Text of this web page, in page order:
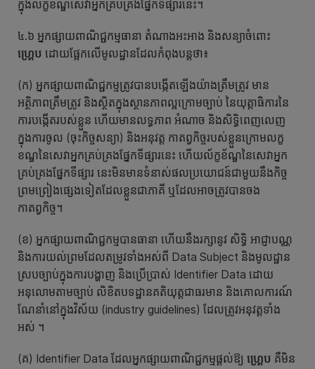
ក្នុងលក្ខខណ្ឌសេវាអ្នកគ្រប់គ្រងផ្នែកទីផ្សារនេះ។
៤.៦ អ្នកផ្សាយពាណិជ្ជកម្មធានា តំណាងអះអាង និងសន្យាចំពោះ
ហ្គ្រេប ដោយផ្អែកលើមូលដ្ឋានដែលកំពុងបន្តថា៖
(ក) អ្នកផ្សាយពាណិជ្ជកម្មត្រូវបានបង្កើតឡើងយ៉ាងត្រឹមត្រូវ មាន
អត្ថិភាពត្រឹមត្រូវ និងស្ថិតក្នុងស្ថានភាពល្អក្រោមច្បាប់ នៃយុត្តាធិការនៃ
ការបង្កើតរបស់ខ្លួន ហើយមានលទ្ធភាព អំណាច និងសិទ្ធិពេញលេញ
ក្នុងការចូល (ចុះកិច្ចសន្យា) និងអនុវត្ត កាតព្វកិច្ចរបស់ខ្លួនក្រោមលក្ខ
ខណ្ឌនៃសេវាអ្នកគ្រប់គ្រងផ្នែកទីផ្សារនេះ ហើយល័ក្ខខ័ណ្ឌនៃសេវាអ្នក
គ្រប់គ្រងផ្នែកទីផ្សារ នេះមិនមានទំនាស់ផលប្រយោជន៍ជាមួយនឹងកិច្ច
ព្រមព្រៀងផ្សេងទៀតដែលខ្លួនជាភាគី ឬដែលអាចត្រូវបានចង
កាតព្វកិច្ច។
(ខ) អ្នកផ្សាយពាណិជ្ជកម្មបានធានា ហើយនឹងរក្សានូវ សិទ្ធិ អាជ្ញាបណ្ណ
និងការយល់ព្រមដែលតម្រូវទាំងអស់ពី Data Subject និងមូលដ្ឋាន
ស្របច្បាប់ក្នុងការបង្ហាញ និងប្រើប្រាស់ Identifier Data ដោយ
អនុលោមតាមច្បាប់ លិខិតបទដ្ឋានគតិយុត្តជាធរមាន និងគោលការណ៍
ណែនាំនៅក្នុងវិស័យ (industry guidelines) ដែលត្រូវអនុវត្តទាំង
អស់ ។
(គ) Identifier Data ដែលអ្នកផ្សាយពាណិជ្ជកម្មផ្តល់ឱ្យ ហ្គ្រេប គឺមិន